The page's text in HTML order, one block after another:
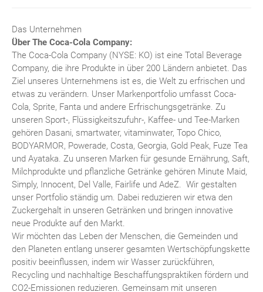
Das Unternehmen
Über The Coca-Cola Company:
The Coca-Cola Company (NYSE: KO) ist eine Total Beverage
Company, die ihre Produkte in über 200 Ländern anbietet. Das
Ziel unseres Unternehmens ist es, die Welt zu erfrischen und
etwas zu verändern. Unser Markenportfolio umfasst Coca-
Cola, Sprite, Fanta und andere Erfrischungsgetränke. Zu
unseren Sport-, Flüssigkeitszufuhr-, Kaffee- und Tee-Marken
gehören Dasani, smartwater, vitaminwater, Topo Chico,
BODYARMOR, Powerade, Costa, Georgia, Gold Peak, Fuze Tea
und Ayataka. Zu unseren Marken für gesunde Ernährung, Saft,
Milchprodukte und pflanzliche Getränke gehören Minute Maid,
Simply, Innocent, Del Valle, Fairlife und AdeZ. Wir gestalten
unser Portfolio ständig um. Dabei reduzieren wir etwa den
Zuckergehalt in unseren Getränken und bringen innovative
neue Produkte auf den Markt.
Wir möchten das Leben der Menschen, die Gemeinden und
den Planeten entlang unserer gesamten Wertschöpfungskette
positiv beeinflussen, indem wir Wasser zurückführen,
Recycling und nachhaltige Beschaffungspraktiken fördern und
CO2-Emissionen reduzieren. Gemeinsam mit unseren